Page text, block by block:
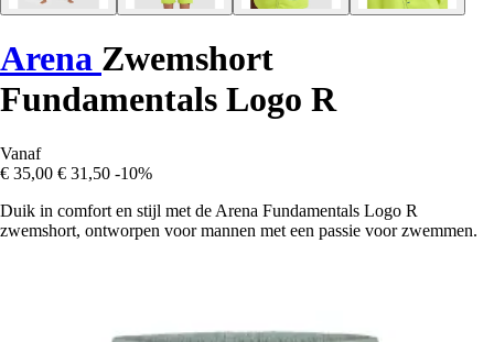
Arena Zwemshort
Fundamentals Logo R
Vanaf
€ 35,00 € 31,50 -10%
Duik in comfort en stijl met de Arena Fundamentals Logo R
zwemshort, ontworpen voor mannen met een passie voor zwemmen.